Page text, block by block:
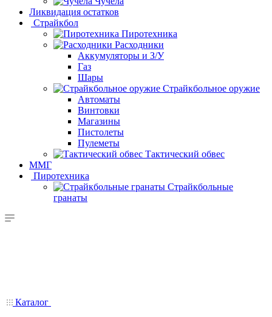
Ликвидация остатков
Страйкбол
Пиротехника
Расходники
Аккумуляторы и З/У
Газ
Шары
Страйкбольное оружие
Автоматы
Винтовки
Магазины
Пистолеты
Пулеметы
Тактический обвес
ММГ
Пиротехника
Страйкбольные
гранаты
Каталог